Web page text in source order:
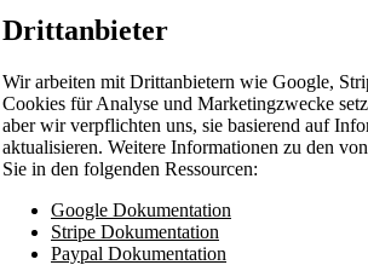
Drittanbieter
Wir arbeiten mit Drittanbietern wie Google,
Cookies für Analyse und Marketingzwecke
aber wir verpflichten uns, sie basierend auf
aktualisieren. Weitere Informationen zu den
Sie in den folgenden Ressourcen:
Google Dokumentation
Stripe Dokumentation
Paypal Dokumentation